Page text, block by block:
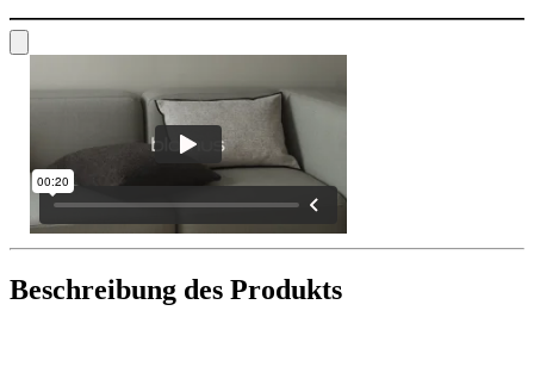
Beschreibung des Produkts